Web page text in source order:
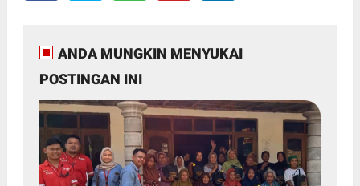
ANDA MUNGKIN MENYUKAI
POSTINGAN INI